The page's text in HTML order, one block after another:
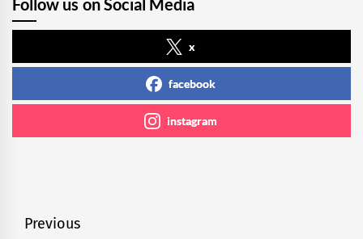
Follow us on Social Media
x
facebook
instagram
Navegación
Previous